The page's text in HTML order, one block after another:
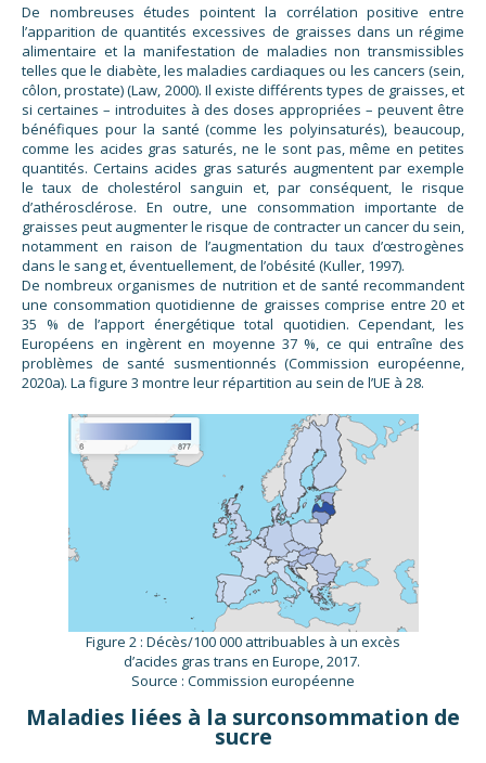
De nombreuses études pointent la corrélation positive entre
l’apparition de quantités excessives de graisses dans un régime
alimentaire et la manifestation de maladies non transmissibles
telles que le diabète, les maladies cardiaques ou les cancers (sein,
côlon, prostate) (Law, 2000). Il existe différents types de graisses, et
si certaines – introduites à des doses appropriées – peuvent être
bénéfiques pour la santé (comme les polyinsaturés), beaucoup,
comme les acides gras saturés, ne le sont pas, même en petites
quantités. Certains acides gras saturés augmentent par exemple
le taux de cholestérol sanguin et, par conséquent, le risque
d’athérosclérose. En outre, une consommation importante de
graisses peut augmenter le risque de contracter un cancer du sein,
notamment en raison de l’augmentation du taux d’œstrogènes
dans le sang et, éventuellement, de l’obésité (Kuller, 1997).
De nombreux organismes de nutrition et de santé recommandent
une consommation quotidienne de graisses comprise entre 20 et
35 % de l’apport énergétique total quotidien. Cependant, les
Européens en ingèrent en moyenne 37 %, ce qui entraîne des
problèmes de santé susmentionnés (Commission européenne,
2020a). La figure 3 montre leur répartition au sein de l’UE à 28.
Figure 2 : Décès/100 000 attribuables à un excès
d’acides gras trans en Europe, 2017.
Source : Commission européenne
Maladies liées à la surconsommation de
sucre